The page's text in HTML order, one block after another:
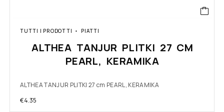
TUTTI I PRODOTTI PIATTI
ALTHEA TANJUR PLITKI 27 CM
PEARL, KERAMIKA
ALTHEA TANJUR PLITKI 27 cm PEARL, KERAMIKA
€4.35